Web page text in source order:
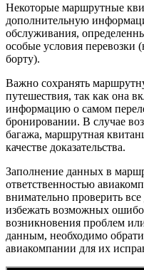
Некоторые маршрутные
дополнительную
обслуживания,
особые условия перевозки
борту).
Важно сохранять
путешествия, так как она
информацию о самом
бронировании. В случае
багажа, маршрутная
качестве доказательства.
Заполнение данных в
ответственностью
внимательно проверить
избежать возможных
возникновения проблем
данным, необходимо
авиакомпании для их